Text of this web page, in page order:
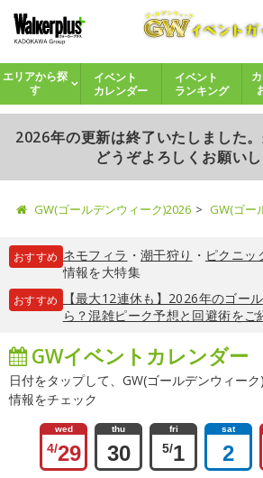
エリアから探
す
イベント
カレンダー
イベント
ランキング
2026年の更新は終了いたしました
どうぞよろしくお願いし
GW(ゴールデンウィーク)2026 GW(ゴー
おすすめ ネモフィラ ・ 潮干狩り ・ ピクニッ
情報を大特集
おすすめ
【最大12連休も】2026年のゴー
ら？混雑ピーク予想と回避術をご
GWイベントカレンダー
日付をタップして、GW(ゴールデンウィー
情報をチェック
wed
4/29
thu
30
fri
5/1
sat
2